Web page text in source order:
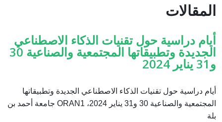
المقالات
أيام دراسية حول تقنيات الذكاء الاصطناعي
الجديدة وتطبيقاتها المجتمعية والصناعية 30
و31 يناير 2024
أيام دراسية حول تقنيات الذكاء الاصطناعي الجديدة وتطبيقاتها
المجتمعية والصناعية 30 و31 يناير 2024، ORAN1 جامعة أحمد بن
بلة